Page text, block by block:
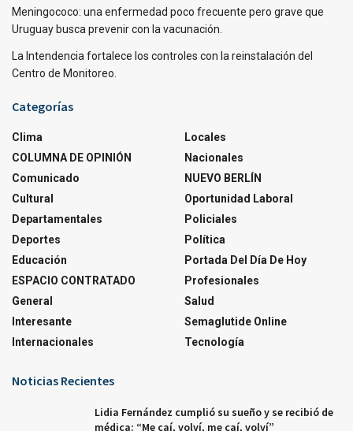
Meningococo: una enfermedad poco frecuente pero grave que
Uruguay busca prevenir con la vacunación.
La Intendencia fortalece los controles con la reinstalación del
Centro de Monitoreo.
Categorías
Clima
COLUMNA DE OPINIÓN
Comunicado
Cultural
Departamentales
Deportes
Educación
ESPACIO CONTRATADO
General
Interesante
Internacionales
Locales
Nacionales
NUEVO BERLÍN
Oportunidad Laboral
Policiales
Política
Portada Del Día De Hoy
Profesionales
Salud
Semaglutide Online
Tecnología
Noticias Recientes
Lidia Fernández cumplió su sueño y se recibió de
médica: “Me caí, volví, me caí, volví”